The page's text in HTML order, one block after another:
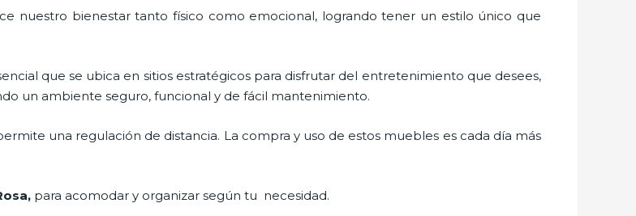
nuestro bienestar tanto físico como emocional, logrando tener un estilo único que
que se ubica en sitios estratégicos para disfrutar del entretenimiento que desees,
un ambiente seguro, funcional y de fácil mantenimiento.
una regulación de distancia. La compra y uso de estos muebles es cada día más
para acomodar y organizar según tu necesidad.